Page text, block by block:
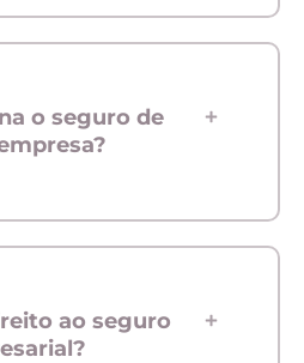
o seguro de
ao seguro